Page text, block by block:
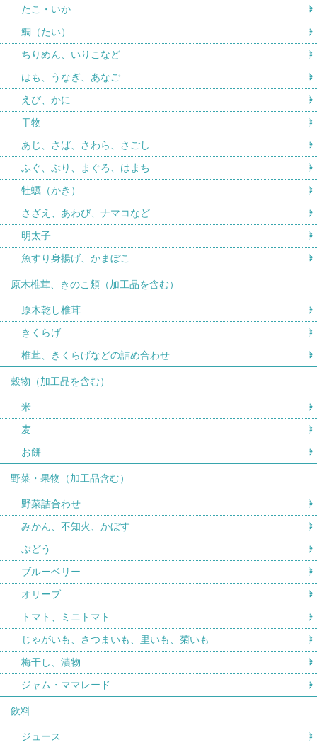
たこ・いか
鯛（たい）
ちりめん、いりこなど
はも、うなぎ、あなご
えび、かに
干物
あじ、さば、さわら、さごし
ふぐ、ぶり、まぐろ、はまち
牡蠣（かき）
さざえ、あわび、ナマコなど
明太子
魚すり身揚げ、かまぼこ
原木椎茸、きのこ類（加工品を含む）
原木乾し椎茸
きくらげ
椎茸、きくらげなどの詰め合わせ
穀物（加工品を含む）
米
麦
お餅
野菜・果物（加工品含む）
野菜詰合わせ
みかん、不知火、かぼす
ぶどう
ブルーベリー
オリーブ
トマト、ミニトマト
じゃがいも、さつまいも、里いも、菊いも
梅干し、漬物
ジャム・ママレード
飲料
ジュース